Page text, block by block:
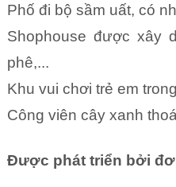
Phố đi bộ sầm uất, có
Shophouse được xây
phê,...
Khu vui chơi trẻ em
Công viên cây xanh
Được phát triển bởi